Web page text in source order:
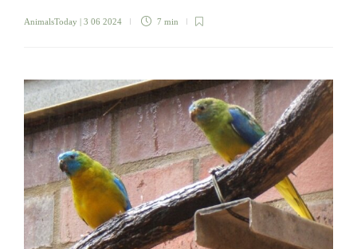
AnimalsToday | 3 06 2024 7 min